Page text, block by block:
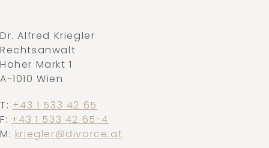
Dr. Alfred Kriegler
Rechtsanwalt
Hoher Markt 1
A-1010 Wien
T: +43 1 533 42 65
F: +43 1 533 42 65-4
M: kriegler@divorce.at